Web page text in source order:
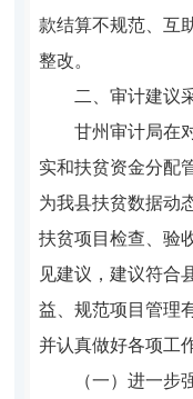
款结算不规范、互
整改。
二、审计建议
甘州审计局在
实和扶贫资金分配
为我县扶贫数据动
扶贫项目检查、验
见建议，建议符合
益、规范项目管理
并认真做好各项工
（一）进一步